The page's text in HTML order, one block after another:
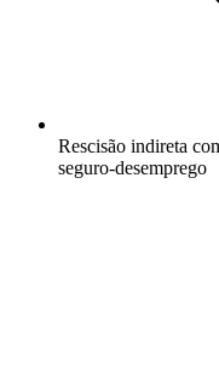
Rescisão indireta
seguro-desemprego